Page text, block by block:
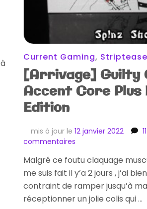
Current Gaming,
[Arrivage] Guilty
Accent Core Plus
Edition
mis à jour le 12 janvier 2022
11
commentairessur
Guilty
Gear
Accent
Core
Plus
Malgré ce foutu claquage
me suis fait il y’a 2 jours , j’ai
contraint de ramper jusqu’à
réceptionner un jolie colis qui …